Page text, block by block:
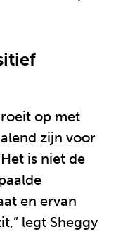
op met
zijn voor
is niet de
en ervan
legt Sheggy